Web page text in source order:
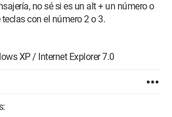
no sé si es un alt + un número o
con el número 2 o 3.
XP / Internet Explorer 7.0